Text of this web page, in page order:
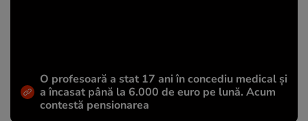
O profesoară a stat 17 ani în concediu medical și
a încasat până la 6.000 de euro pe lună. Acum
contestă pensionarea